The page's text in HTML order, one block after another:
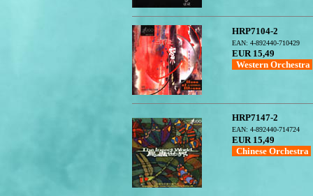
HRP7104-2
EAN: 4-892440-710429
EUR 15,49
Western Orchestra
HRP7147-2
EAN: 4-892440-714724
EUR 15,49
Chinese Orchestra